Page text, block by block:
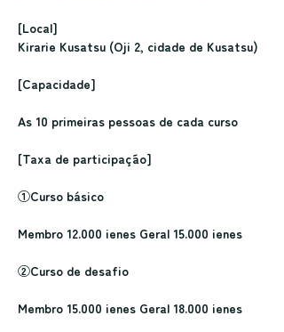
[Local]
Kirarie Kusatsu (Oji 2, cidade de Kusatsu)
[Capacidade]
As 10 primeiras pessoas de cada curso
[Taxa de participação]
①Curso básico
Membro 12.000 ienes Geral 15.000 ienes
②Curso de desafio
Membro 15.000 ienes Geral 18.000 ienes